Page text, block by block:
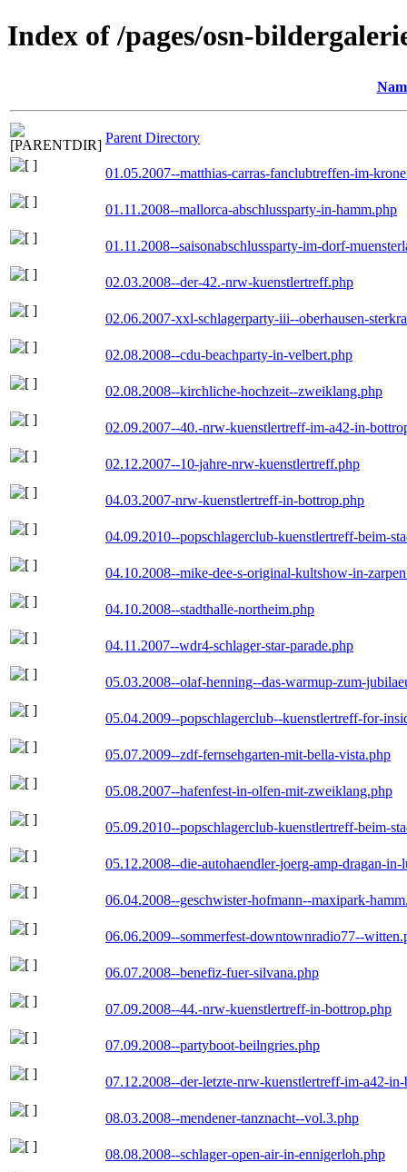
Index of /pages/osn-
Parent Directory
01.05.2007--matthias-carras-fanclubtreffen-im-
01.11.2008--mallorca-abschlussparty-in-hamm.php
01.11.2008--saisonabschlussparty-im-dorf-
02.03.2008--der-42.-nrw-kuenstlertreff.php
02.06.2007-xxl-schlagerparty-iii--oberhausen-
02.08.2008--cdu-beachparty-in-velbert.php
02.08.2008--kirchliche-hochzeit--zweiklang.php
02.09.2007--40.-nrw-kuenstlertreff-im-a42-in-
02.12.2007--10-jahre-nrw-kuenstlertreff.php
04.03.2007-nrw-kuenstlertreff-in-bottrop.php
04.09.2010--popschlagerclub-kuenstlertreff-beim-
04.10.2008--mike-dee-s-original-kultshow-in-
04.10.2008--stadthalle-northeim.php
04.11.2007--wdr4-schlager-star-parade.php
05.03.2008--olaf-henning--das-warmup-zum-
05.04.2009--popschlagerclub--kuenstlertreff-for-
05.07.2009--zdf-fernsehgarten-mit-bella-vista.php
05.08.2007--hafenfest-in-olfen-mit-zweiklang.php
05.09.2010--popschlagerclub-kuenstlertreff-beim-
05.12.2008--die-autohaendler-joerg-amp-dragan-in-
06.04.2008--geschwister-hofmann--maxipark-
06.06.2009--sommerfest-downtownradio77--
06.07.2008--benefiz-fuer-silvana.php
07.09.2008--44.-nrw-kuenstlertreff-in-bottrop.php
07.09.2008--partyboot-beilngries.php
07.12.2008--der-letzte-nrw-kuenstlertreff-im-a42-
08.03.2008--mendener-tanznacht--vol.3.php
08.08.2008--schlager-open-air-in-ennigerloh.php